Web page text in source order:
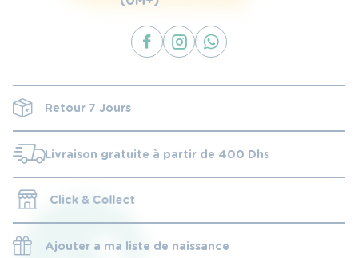
Retour 7 Jours
Livraison gratuite à partir de 400 Dhs
Click & Collect
Ajouter a ma liste de naissance